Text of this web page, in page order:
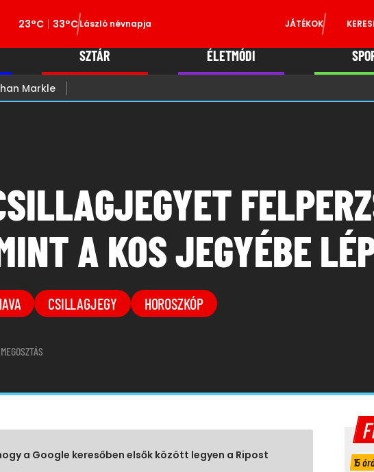
23°C 33°CLászló névnapja JÁTÉKOK
SZTÁR ÉLETMÓDI
Markle
A KOS JEGYÉBE
CSILLAGJEGY HOROSZKÓP
MEGOSZTÁS
a Google keresőben elsők között legyen a Ripost
15